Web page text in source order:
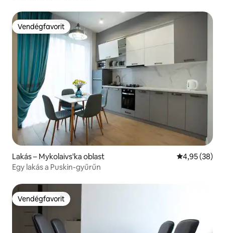
Vendégfavorit
Vendégfavorit
Lakás – Mykolaivs'ka oblast Átlagos
4,95 (38)
Egy lakás a Puskin-gyűrűn
Vendégfavorit
Vendégfavorit